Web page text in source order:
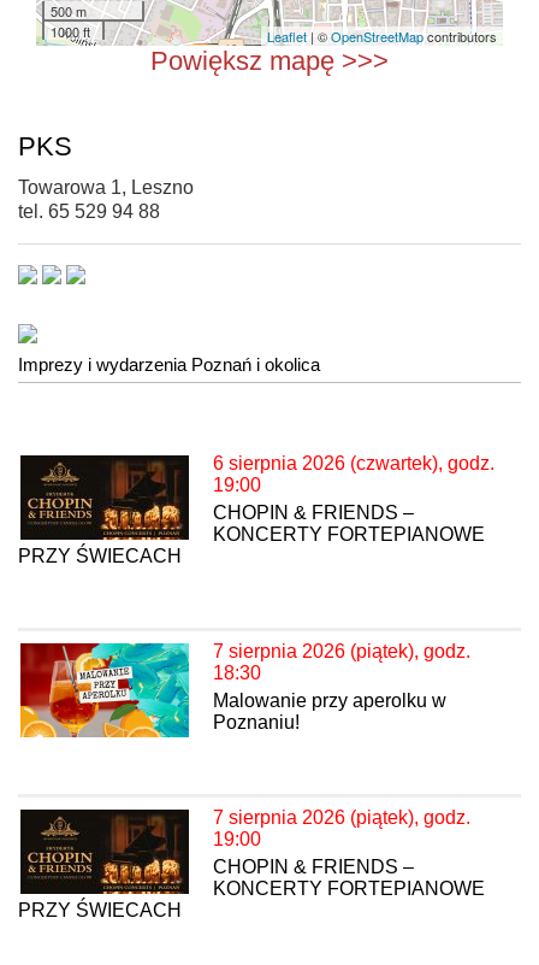
500 m
1000 ft
Leaflet | ©OpenStreetMapcontributors
Powiększ mapę >>>
PKS
Towarowa 1, Leszno
tel. 65 529 94 88
Imprezy i wydarzenia Poznań i okolica
6 sierpnia 2026 (czwartek), godz.
19:00
CHOPIN & FRIENDS –
KONCERTY FORTEPIANOWE
PRZY ŚWIECACH
7 sierpnia 2026 (piątek), godz.
18:30
Malowanie przy aperolku w
Poznaniu!
7 sierpnia 2026 (piątek), godz.
19:00
CHOPIN & FRIENDS –
KONCERTY FORTEPIANOWE
PRZY ŚWIECACH